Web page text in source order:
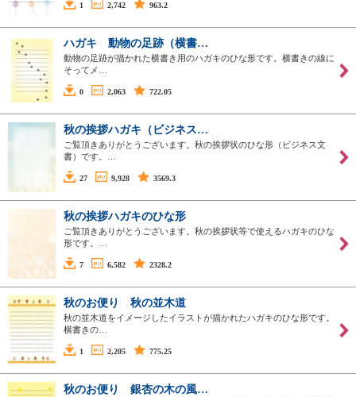
1 2,742 963.2
ハガキ 動物の足跡（横書…
動物の足跡が描かれた横書き用のハガキのひな形です。横書きの線に
そってメ…
0 2,063 722.05
秋の挨拶ハガキ（ビジネス…
ご覧頂きありがとうございます。秋の挨拶状のひな形（ビジネス文
書）です。…
27 9,928 3569.3
秋の挨拶ハガキのひな形
ご覧頂きありがとうございます。秋の挨拶状等で使えるハガキのひな
形です。…
7 6,582 2328.2
秋のお便り 秋の並木道
秋の並木道をイメージしたイラストが描かれたハガキのひな形です。
横書きの…
1 2,205 775.25
秋のお便り 銀杏の木の風…